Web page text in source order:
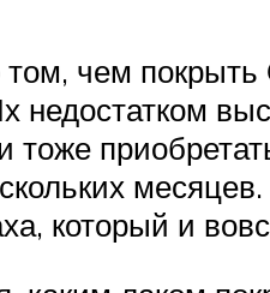
чем
недостатком
который и